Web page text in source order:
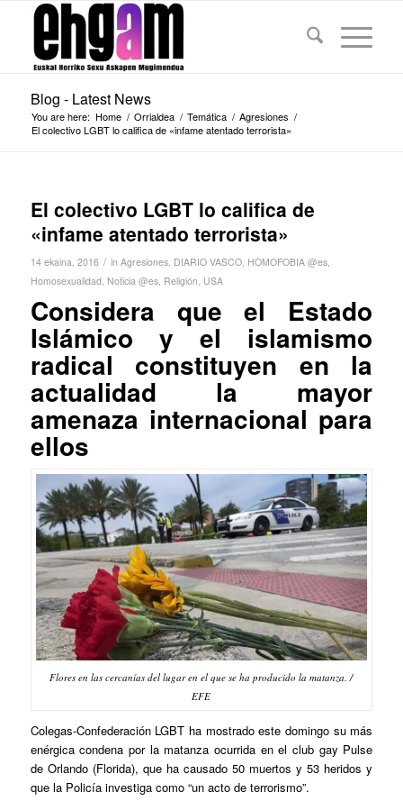
Blog - Latest News
You are here: Home / Orrialdea / Temática / Agresiones /
El colectivo LGBT lo califica de «infame atentado terrorista»
El colectivo LGBT lo califica de
«infame atentado terrorista»
14 ekaina, 2016 / in Agresiones, DIARIO VASCO, HOMOFOBIA @es,
Homosexualidad, Noticia @es, Religión, USA
Considera que el Estado
Islámico y el islamismo
radical constituyen en la
actualidad la mayor
amenaza internacional para
ellos
Flores en las cercanías del lugar en el que se ha producido la matanza. /
EFE
Colegas-Confederación LGBT ha mostrado este domingo su más
enérgica condena por la matanza ocurrida en el club gay Pulse
de Orlando (Florida), que ha causado 50 muertos y 53 heridos y
que la Policía investiga como “un acto de terrorismo”.